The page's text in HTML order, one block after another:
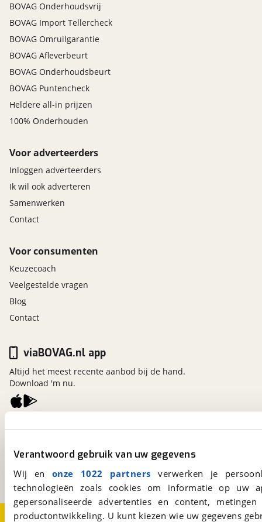
Verantwoord gebruik van uw gegevens
Wij en onze 1022 partners verwerken je
technologieën zoals cookies om informatie op
gepersonaliseerde advertenties en content,
productontwikkeling. U kunt kiezen wie uw gegevens
BOVAG Onderhoudsvrij
BOVAG Import Tellercheck
BOVAG Omruilgarantie
BOVAG Afleverbeurt
BOVAG Onderhoudsbeurt
BOVAG Puntencheck
Heldere all-in prijzen
100% Onderhouden
Voor adverteerders
Inloggen adverteerders
Ik wil ook adverteren
Samenwerken
Contact
Voor consumenten
Keuzecoach
Veelgestelde vragen
Blog
Contact
viaBOVAG.nl
3981 AJ Bunnik
BOVAG
viaBOVAG.nl app
Altijd het meest recente aanbod bij de hand.
Download 'm nu.
Over viaBOVAG.nlDisclaimer- en Privacyverklaring